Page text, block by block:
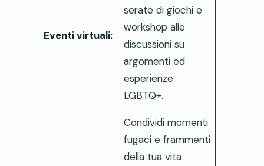
Eventi virtuali:
serate di giochi e
workshop alle
discussioni su
argomenti ed
esperienze
LGBTQ+.
Condividi momenti
fugaci e frammenti
della tua vita